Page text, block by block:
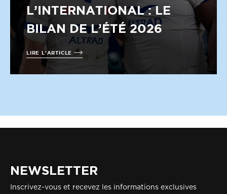
L’INTERNATIONAL : LE
BILAN DE L’ÉTÉ 2026
LIRE L'ARTICLE
NEWSLETTER
Inscrivez-vous et recevez les informations exclusives